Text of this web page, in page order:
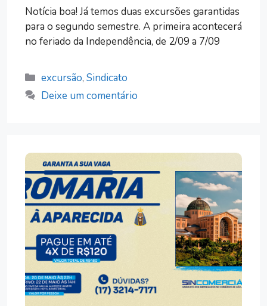
Notícia boa! Já temos duas excursões garantidas
para o segundo semestre. A primeira acontecerá
no feriado da Independência, de 2/09 a 7/09
Categorias
excursão,Sindicato
Deixe um comentário